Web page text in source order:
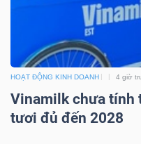
HOẠT ĐỘNG KINH DOANH 4 giờ
Vinamilk chưa tính
tươi đủ đến 2028
thông
tài
chính